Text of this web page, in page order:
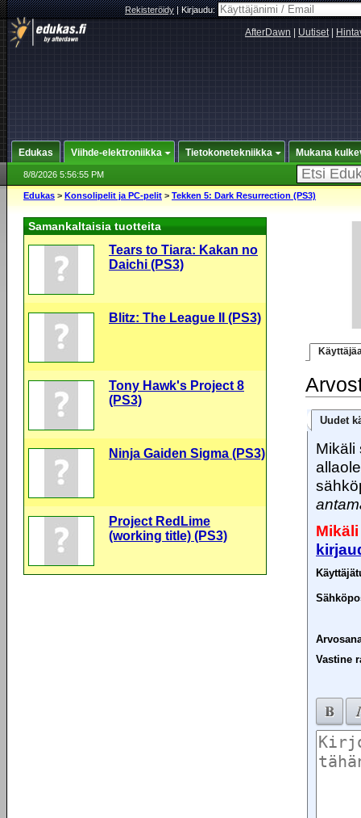
Rekisteröidy|Kirjaudu:
AfterDawn Uutiset|
Edukas Viihde-elektroniikka Tietokonetekniikka Mukana
8/8/2026 5:56:55 PM
Edukas > Konsolipelit ja PC-pelit > Tekken 5: Dark Resurrection (PS3)
Uudet
Mikäli
Vastine
Samankaltaisia tuotteita
Tears to Tiara: Kakan no
Daichi (PS3)
Blitz: The League II (PS3)
Tony Hawk's Project 8
(PS3)
Ninja Gaiden Sigma (PS3)
Project RedLime
(working title) (PS3)